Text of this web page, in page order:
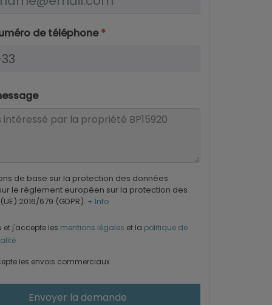
de téléphone*
de base sur la protection des données
le règlement européen sur la protection des
2016/679 (GDPR). + Info
et j'accepte les mentions légales et la politique de
les envois commerciaux
Envoyer la demande